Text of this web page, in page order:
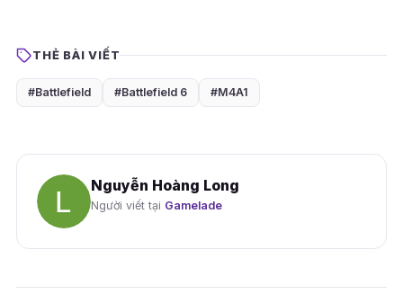
THẺ BÀI VIẾT
#Battlefield #Battlefield 6 #M4A1
Nguyễn Hoàng Long
Người viết tại Gamelade